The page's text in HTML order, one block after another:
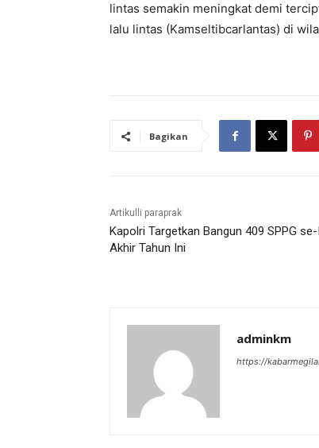
lintas semakin meningkat demi
lalu lintas (Kamseltibcarlantas) di
Bagikan
Artikulli paraprak
Kapolri Targetkan Bangun 409 SPPG
Akhir Tahun Ini
adminkm
https://